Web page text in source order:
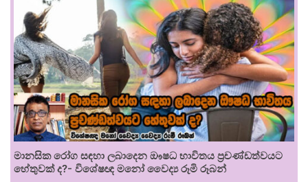
මානසික රෝග සඳහා ලබාදෙන ඖෂධ භාවිතය ප්‍රචණ්ඩත්වයට
හේතුවක් ද?- විශේෂඥ මනෝ වෛද්‍ය රූමි රූබන්